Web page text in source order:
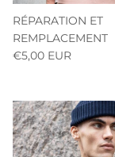
RÉPARATION ET
REMPLACEMENT
€5,00 EUR